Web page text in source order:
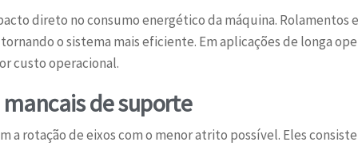
direto no consumo energético da máquina. Rolamentos
o sistema mais eficiente. Em aplicações de longa
custo operacional.
de suporte
a rotação de eixos com o menor atrito possível. Eles